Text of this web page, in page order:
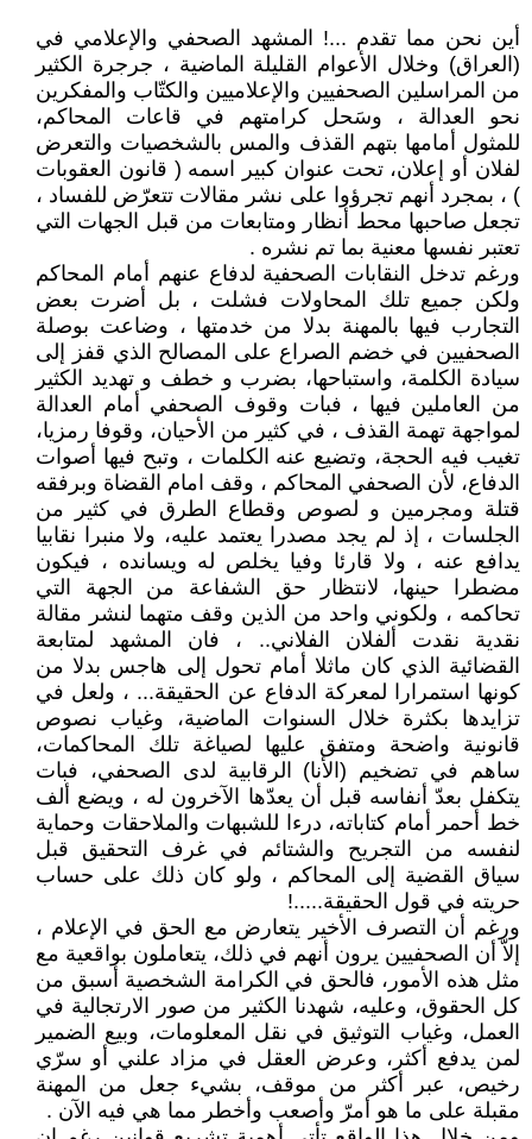
أين نحن مما تقدم ...! المشهد الصحفي والإعلامي في
(العراق) وخلال الأعوام القليلة الماضية ، جرجرة الكثير
من المراسلين الصحفيين والإعلاميين والكتّاب والمفكرين
نحو العدالة ، وسَحل كرامتهم في قاعات المحاكم،
للمثول أمامها بتهم القذف والمس بالشخصيات والتعرض
لفلان أو إعلان، تحت عنوان كبير اسمه ( قانون العقوبات
) ، بمجرد أنهم تجرؤوا على نشر مقالات تتعرّض للفساد ،
تجعل صاحبها محط أنظار ومتابعات من قبل الجهات التي
تعتبر نفسها معنية بما تم نشره .
ورغم تدخل النقابات الصحفية لدفاع عنهم أمام المحاكم
ولكن جميع تلك المحاولات فشلت ، بل أضرت بعض
التجارب فيها بالمهنة بدلا من خدمتها ، وضاعت بوصلة
الصحفيين في خضم الصراع على المصالح الذي قفز إلى
سيادة الكلمة، واستباحها، بضرب و خطف و تهديد الكثير
من العاملين فيها ، فبات وقوف الصحفي أمام العدالة
لمواجهة تهمة القذف ، في كثير من الأحيان، وقوفا رمزيا،
تغيب فيه الحجة، وتضيع عنه الكلمات ، وتبح فيها أصوات
الدفاع، لأن الصحفي المحاكم ، وقف امام القضاة وبرفقه
قتلة ومجرمين و لصوص وقطاع الطرق في كثير من
الجلسات ، إذ لم يجد مصدرا يعتمد عليه، ولا منبرا نقابيا
يدافع عنه ، ولا قارئا وفيا يخلص له ويسانده ، فيكون
مضطرا حينها، لانتظار حق الشفاعة من الجهة التي
تحاكمه ، ولكوني واحد من الذين وقف متهما لنشر مقالة
نقدية نقدت ألفلان الفلاني.. ، فان المشهد لمتابعة
القضائية الذي كان ماثلا أمام تحول إلى هاجس بدلا من
كونها استمرارا لمعركة الدفاع عن الحقيقة... ، ولعل في
تزايدها بكثرة خلال السنوات الماضية، وغياب نصوص
قانونية واضحة ومتفق عليها لصياغة تلك المحاكمات،
ساهم في تضخيم (الأنا) الرقابية لدى الصحفي، فبات
يتكفل بعدّ أنفاسه قبل أن يعدّها الآخرون له ، ويضع ألف
خط أحمر أمام كتاباته، درءا للشبهات والملاحقات وحماية
لنفسه من التجريح والشتائم في غرف التحقيق قبل
سياق القضية إلى المحاكم ، ولو كان ذلك على حساب
حريته في قول الحقيقة.....!
ورغم أن التصرف الأخير يتعارض مع الحق في الإعلام ،
إلاّ أن الصحفيين يرون أنهم في ذلك، يتعاملون بواقعية مع
مثل هذه الأمور، فالحق في الكرامة الشخصية أسبق من
كل الحقوق، وعليه، شهدنا الكثير من صور الارتجالية في
العمل، وغياب التوثيق في نقل المعلومات، وبيع الضمير
لمن يدفع أكثر، وعرض العقل في مزاد علني أو سرّي
رخيص، عبر أكثر من موقف، بشيء جعل من المهنة
مقبلة على ما هو أمرّ وأصعب وأخطر مما هي فيه الآن .